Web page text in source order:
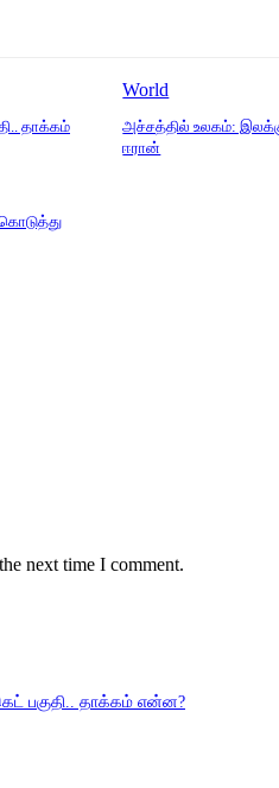
தாக்கம்
World
அச்சத்தில் உலகம்:
ஈரான்
next time I comment.
பகுதி.. தாக்கம் என்ன?